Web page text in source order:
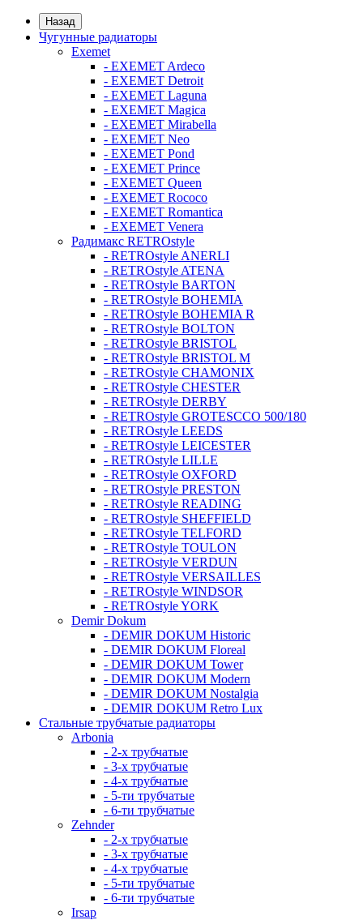
Назад
Чугунные радиаторы
Exemet
- EXEMET Ardeco
- EXEMET Detroit
- EXEMET Laguna
- EXEMET Magica
- EXEMET Mirabella
- EXEMET Neo
- EXEMET Pond
- EXEMET Prince
- EXEMET Queen
- EXEMET Rococo
- EXEMET Romantica
- EXEMET Venera
Радимакс RETROstyle
- RETROstyle ANERLI
- RETROstyle ATENA
- RETROstyle BARTON
- RETROstyle BOHEMIA
- RETROstyle BOHEMIA R
- RETROstyle BOLTON
- RETROstyle BRISTOL
- RETROstyle BRISTOL M
- RETROstyle CHAMONIX
- RETROstyle CHESTER
- RETROstyle DERBY
- RETROstyle GROTESCCO 500/180
- RETROstyle LEEDS
- RETROstyle LEICESTER
- RETROstyle LILLE
- RETROstyle OXFORD
- RETROstyle PRESTON
- RETROstyle READING
- RETROstyle SHEFFIELD
- RETROstyle TELFORD
- RETROstyle TOULON
- RETROstyle VERDUN
- RETROstyle VERSAILLES
- RETROstyle WINDSOR
- RETROstyle YORK
Demir Dokum
- DEMIR DOKUM Historic
- DEMIR DOKUM Floreal
- DEMIR DOKUM Tower
- DEMIR DOKUM Modern
- DEMIR DOKUM Nostalgia
- DEMIR DOKUM Retro Lux
Стальные трубчатые радиаторы
Arbonia
- 2-х трубчатые
- 3-х трубчатые
- 4-х трубчатые
- 5-ти трубчатые
- 6-ти трубчатые
Zehnder
- 2-х трубчатые
- 3-х трубчатые
- 4-х трубчатые
- 5-ти трубчатые
- 6-ти трубчатые
Irsap